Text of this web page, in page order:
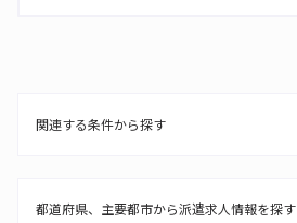
関連する条件から探す
都道府県、主要都市から派遣求人情報を探す